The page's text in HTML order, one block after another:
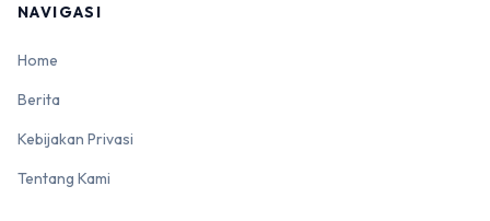
NAVIGASI
Home
Berita
Kebijakan Privasi
Tentang Kami